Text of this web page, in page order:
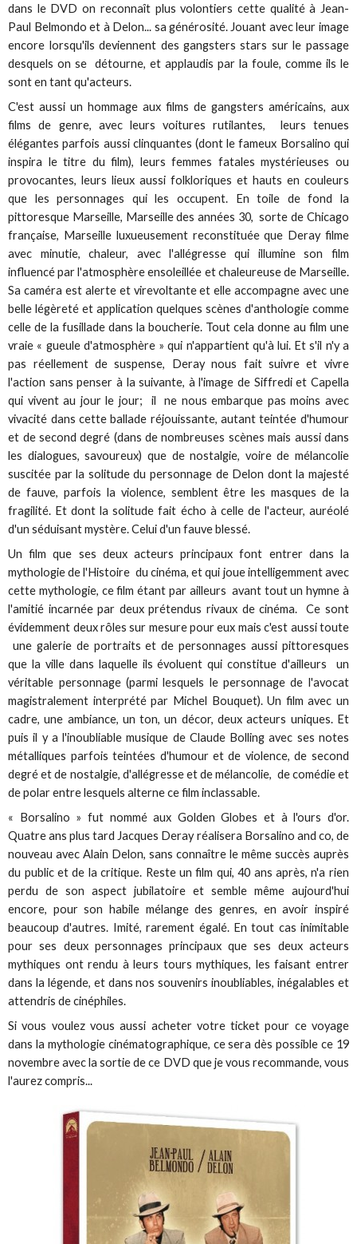
dans le DVD on reconnaît plus volontiers cette qualité à Jean-
Paul Belmondo et à Delon... sa générosité. Jouant avec leur image
encore lorsqu'ils deviennent des gangsters stars sur le passage
desquels on se détourne, et applaudis par la foule, comme ils le
sont en tant qu'acteurs.
C'est aussi un hommage aux films de gangsters américains, aux
films de genre, avec leurs voitures rutilantes, leurs tenues
élégantes parfois aussi clinquantes (dont le fameux Borsalino qui
inspira le titre du film), leurs femmes fatales mystérieuses ou
provocantes, leurs lieux aussi folkloriques et hauts en couleurs
que les personnages qui les occupent. En toile de fond la
pittoresque Marseille, Marseille des années 30, sorte de Chicago
française, Marseille luxueusement reconstituée que Deray filme
avec minutie, chaleur, avec l'allégresse qui illumine son film
influencé par l'atmosphère ensoleillée et chaleureuse de Marseille.
Sa caméra est alerte et virevoltante et elle accompagne avec une
belle légèreté et application quelques scènes d'anthologie comme
celle de la fusillade dans la boucherie. Tout cela donne au film une
vraie « gueule d'atmosphère » qui n'appartient qu'à lui. Et s'il n'y a
pas réellement de suspense, Deray nous fait suivre et vivre
l'action sans penser à la suivante, à l'image de Siffredi et Capella
qui vivent au jour le jour; il ne nous embarque pas moins avec
vivacité dans cette ballade réjouissante, autant teintée d'humour
et de second degré (dans de nombreuses scènes mais aussi dans
les dialogues, savoureux) que de nostalgie, voire de mélancolie
suscitée par la solitude du personnage de Delon dont la majesté
de fauve, parfois la violence, semblent être les masques de la
fragilité. Et dont la solitude fait écho à celle de l'acteur, auréolé
d'un séduisant mystère. Celui d'un fauve blessé.
Un film que ses deux acteurs principaux font entrer dans la
mythologie de l'Histoire du cinéma, et qui joue intelligemment avec
cette mythologie, ce film étant par ailleurs avant tout un hymne à
l'amitié incarnée par deux prétendus rivaux de cinéma. Ce sont
évidemment deux rôles sur mesure pour eux mais c'est aussi toute
une galerie de portraits et de personnages aussi pittoresques
que la ville dans laquelle ils évoluent qui constitue d'ailleurs un
véritable personnage (parmi lesquels le personnage de l'avocat
magistralement interprété par Michel Bouquet). Un film avec un
cadre, une ambiance, un ton, un décor, deux acteurs uniques. Et
puis il y a l'inoubliable musique de Claude Bolling avec ses notes
métalliques parfois teintées d'humour et de violence, de second
degré et de nostalgie, d'allégresse et de mélancolie, de comédie et
de polar entre lesquels alterne ce film inclassable.
« Borsalino » fut nommé aux Golden Globes et à l'ours d'or.
Quatre ans plus tard Jacques Deray réalisera Borsalino and co, de
nouveau avec Alain Delon, sans connaître le même succès auprès
du public et de la critique. Reste un film qui, 40 ans après, n'a rien
perdu de son aspect jubilatoire et semble même aujourd'hui
encore, pour son habile mélange des genres, en avoir inspiré
beaucoup d'autres. Imité, rarement égalé. En tout cas inimitable
pour ses deux personnages principaux que ses deux acteurs
mythiques ont rendu à leurs tours mythiques, les faisant entrer
dans la légende, et dans nos souvenirs inoubliables, inégalables et
attendris de cinéphiles.
Si vous voulez vous aussi acheter votre ticket pour ce voyage
dans la mythologie cinématographique, ce sera dès possible ce 19
novembre avec la sortie de ce DVD que je vous recommande, vous
l'aurez compris...